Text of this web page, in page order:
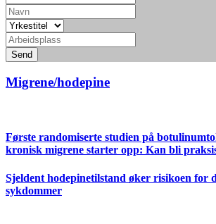
Send
Migrene/hodepine
Første randomiserte studien på
kronisk migrene starter opp: Kan bli
Sjeldent hodepinetilstand øker risikoen for
sykdommer